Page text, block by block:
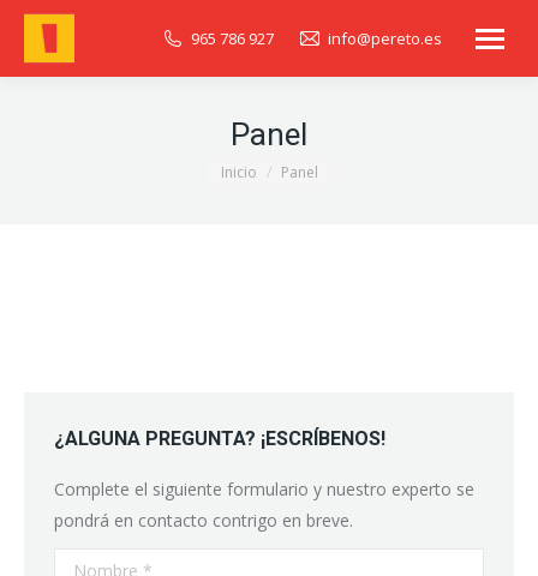
965 786 927 info@pereto.es
Panel
Estás aquí:
Inicio Panel
¿ALGUNA PREGUNTA? ¡ESCRÍBENOS!
Complete el siguiente formulario y nuestro experto se
pondrá en contacto contrigo en breve.
Nombre *